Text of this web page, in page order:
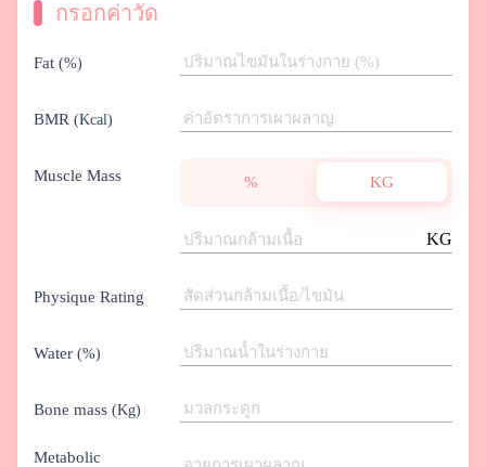
กรอกค่าวัด
Fat (%)
BMR (Kcal)
Muscle Mass % KG
KG
Physique Rating
Water (%)
Bone mass (Kg)
Metabolic